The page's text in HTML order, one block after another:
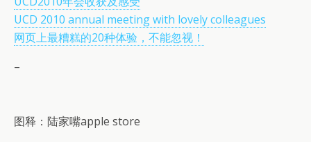
UCD 2010 annual meeting with lovely colleagues
网页上最糟糕的20种体验，不能忽视！
–
图释：陆家嘴apple store